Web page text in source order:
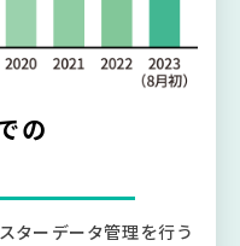
の
ターデータ管理を行う